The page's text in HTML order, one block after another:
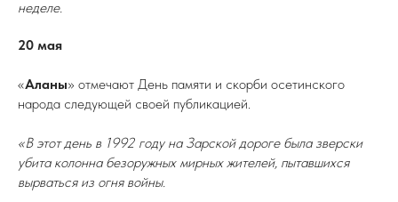
неделе.
20 мая
«Аланы» отмечают День памяти и скорби осетинского
народа следующей своей публикацией.
«В этот день в 1992 году на Зарской дороге была зверски
убита колонна безоружных мирных жителей, пытавшихся
вырваться из огня войны.